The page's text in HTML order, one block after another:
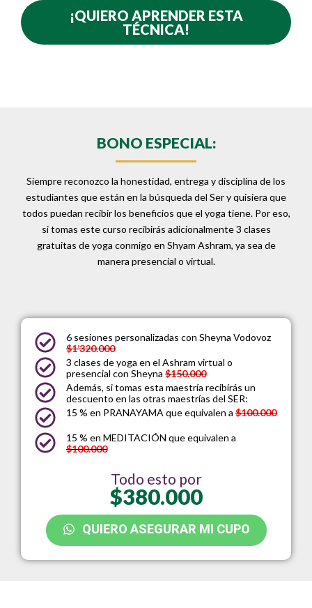
¡QUIERO APRENDER ESTA
TÉCNICA!
BONO ESPECIAL:
Siempre reconozco la honestidad, entrega y disciplina de los
estudiantes que están en la búsqueda del Ser y quisiera que
todos puedan recibir los beneficios que el yoga tiene. Por eso,
si tomas este curso recibirás adicionalmente 3 clases
gratuitas de yoga conmigo en Shyam Ashram, ya sea de
manera presencial o virtual.
6 sesiones personalizadas con Sheyna Vodovoz
$1’320.000
3 clases de yoga en el Ashram virtual o
presencial con Sheyna $150.000
Además, si tomas esta maestría recibirás un
descuento en las otras maestrías del SER:
15 % en PRANAYAMA que equivalen a $100.000
15 % en MEDITACIÓN que equivalen a
$100.000
Todo esto por
$380.000
QUIERO ASEGURAR MI CUPO